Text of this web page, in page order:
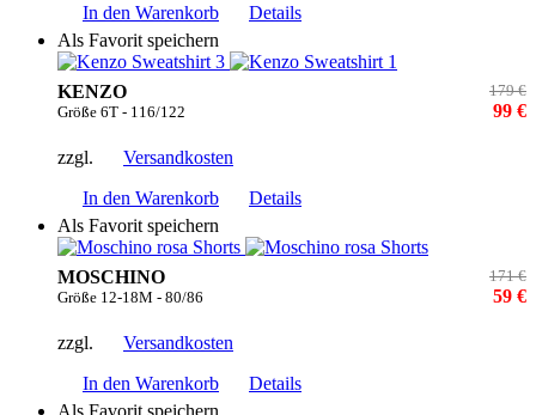
In den Warenkorb
Details
Als Favorit speichern
KENZO
Größe 6T - 116/122
179 €
99 €
zzgl.
Versandkosten
In den Warenkorb
Details
Als Favorit speichern
MOSCHINO
Größe 12-18M - 80/86
171 €
59 €
zzgl.
Versandkosten
In den Warenkorb
Details
Als Favorit speichern